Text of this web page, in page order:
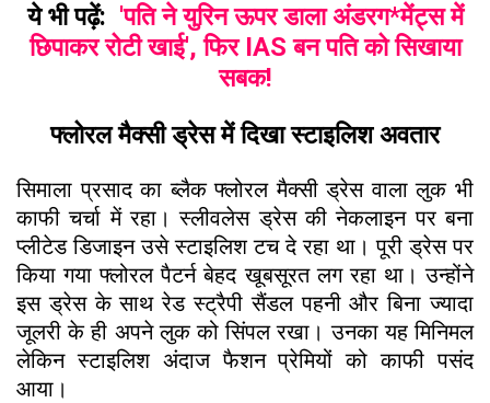
ये भी पढ़ें: 'पति ने युरिन ऊपर डाला अंडरग*मेंट्स में
छिपाकर रोटी खाई', फिर IAS बन पति को स‍िखाया
सबक!
फ्लोरल मैक्सी ड्रेस में दिखा स्टाइलिश अवतार
सिमाला प्रसाद का ब्लैक फ्लोरल मैक्सी ड्रेस वाला लुक भी
काफी चर्चा में रहा। स्लीवलेस ड्रेस की नेकलाइन पर बना
प्लीटेड डिजाइन उसे स्टाइलिश टच दे रहा था। पूरी ड्रेस पर
किया गया फ्लोरल पैटर्न बेहद खूबसूरत लग रहा था। उन्होंने
इस ड्रेस के साथ रेड स्ट्रैपी सैंडल पहनी और बिना ज्यादा
जूलरी के ही अपने लुक को सिंपल रखा। उनका यह मिनिमल
लेकिन स्टाइलिश अंदाज फैशन प्रेमियों को काफी पसंद
आया।